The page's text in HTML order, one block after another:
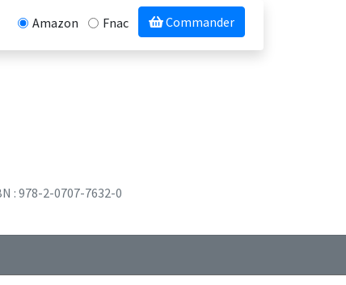
Amazon Fnac Commander
: 978-2-0707-7632-0